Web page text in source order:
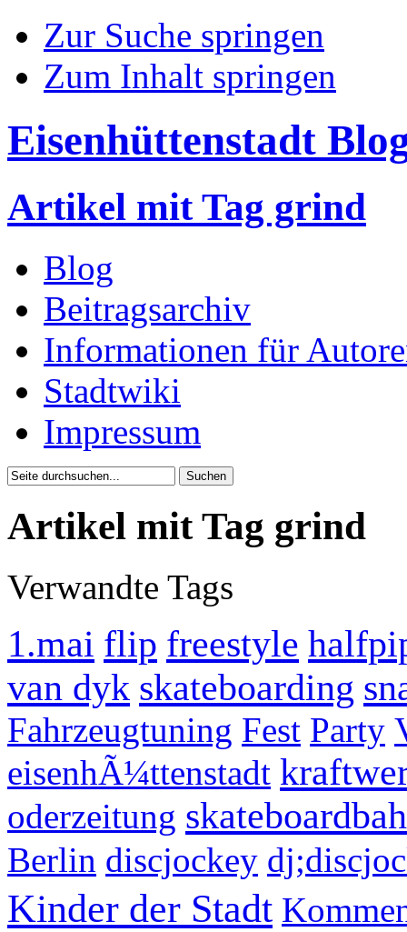
Zur Suche springen
Zum Inhalt springen
Eisenhüttenstadt
Artikel mit Tag grind
Blog
Beitragsarchiv
Informationen für
Stadtwiki
Impressum
Artikel mit Tag grind
Verwandte Tags
1.mai flip freestyle
van dyk skateboarding
Fahrzeugtuning Fest Party
eisenhÃ¼ttenstadt
oderzeitung
Berlin discjockey
Kinder der Stadt